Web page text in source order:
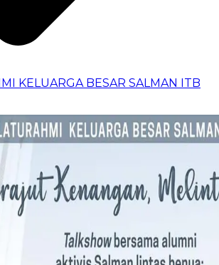
KELUARGA BESAR SALMAN ITB